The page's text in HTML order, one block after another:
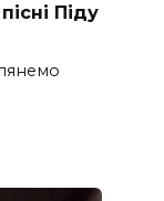
Піду